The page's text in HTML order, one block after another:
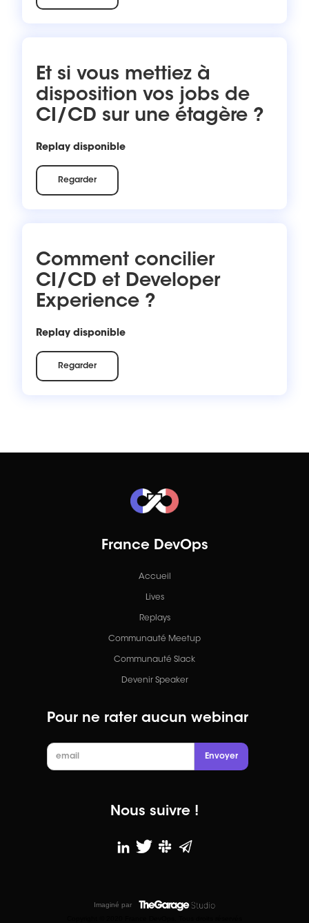
Et si vous mettiez à
disposition vos jobs de
CI/CD sur une étagère ?
Replay disponible
Regarder
Comment concilier
CI/CD et Developer
Experience ?
Replay disponible
Regarder
France DevOps
Accueil
Lives
Replays
Communauté Meetup
Communauté Slack
Devenir Speaker
Pour ne rater aucun webinar
Nous suivre !
Imaginé par